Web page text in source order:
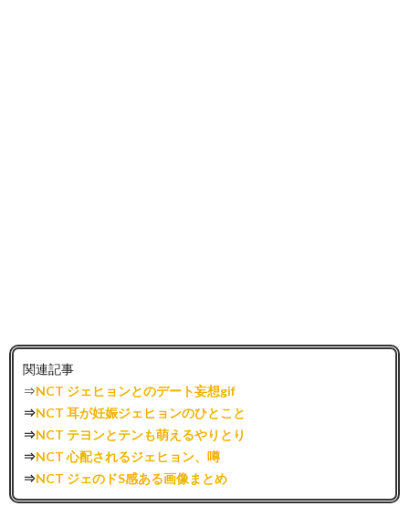
関連記事
⇒NCT ジェヒョンとのデート妄想gif
⇒NCT 耳が妊娠ジェヒョンのひとこと
⇒NCT テヨンとテンも萌えるやりとり
⇒NCT 心配されるジェヒョン、噂
⇒NCT ジェのドS感ある画像まとめ